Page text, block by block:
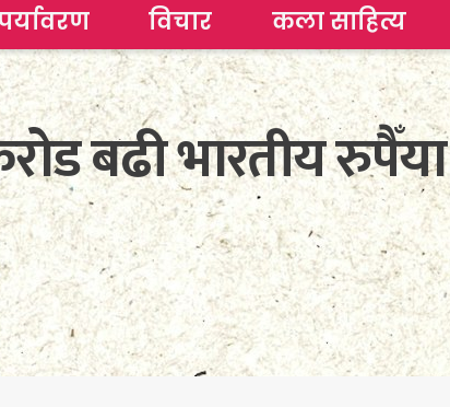
विचार कला साहित्य
बढी भारतीय